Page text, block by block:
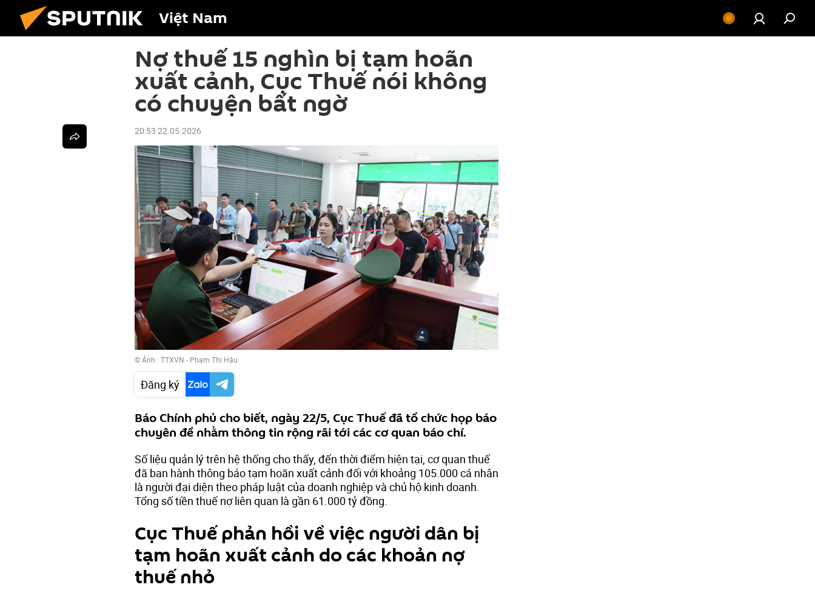
Việt Nam
Nợ thuế 15 nghìn bị tạm hoãn
xuất cảnh, Cục Thuế nói không
có chuyện bất ngờ
20:53 22.05.2026
© Ảnh : TTXVN - Phạm Thị Hậu
Đăng ký
Báo Chính phủ cho biết, ngày 22/5, Cục Thuế đã tổ chức họp báo
chuyên đề nhằm thông tin rộng rãi tới các cơ quan báo chí.
Số liệu quản lý trên hệ thống cho thấy, đến thời điểm hiện tại, cơ quan thuế
đã ban hành thông báo tạm hoãn xuất cảnh đối với khoảng 105.000 cá nhân
là người đại diện theo pháp luật của doanh nghiệp và chủ hộ kinh doanh.
Tổng số tiền thuế nợ liên quan là gần 61.000 tỷ đồng.
Cục Thuế phản hồi về việc người dân bị
tạm hoãn xuất cảnh do các khoản nợ
thuế nhỏ